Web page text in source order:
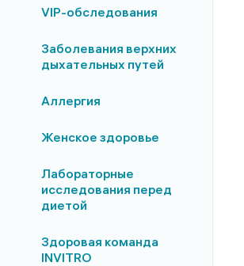
VIP-обследования
Заболевания верхних
дыхательных путей
Аллергия
Женское здоровье
Лабораторные
исследования перед
диетой
Здоровая команда
INVITRO